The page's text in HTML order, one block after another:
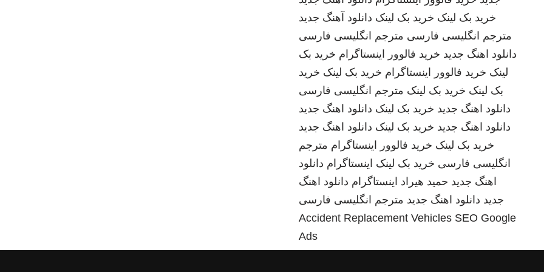
خرید بک لینک خرید بک لینک دانلود آهنگ جدید
مترجم انگلیسی فارسی مترجم انگلیسی فارسی
دانلود اهنگ جدید خرید فالوور اینستاگرام خرید بک
لینک خرید فالوور اینستاگرام خرید بک لینک خرید
بک لینک خرید بک لینک مترجم انگلیسی فارسی
دانلود اهنگ جدید خرید بک لینک دانلود اهنگ جدید
دانلود اهنگ جدید خرید بک لینک دانلود اهنگ جدید
خرید بک لینک خرید فالوور اینستاگرام مترجم
انگلیسی فارسی خرید بک لینک اینستاگرام دانلود
اهنگ جدید حمید هیراد اینستاگرام دانلود اهنگ
جدید دانلود اهنگ جدید مترجم انگلیسی فارسی
Accident Replacement Vehicles SEO Google
Ads